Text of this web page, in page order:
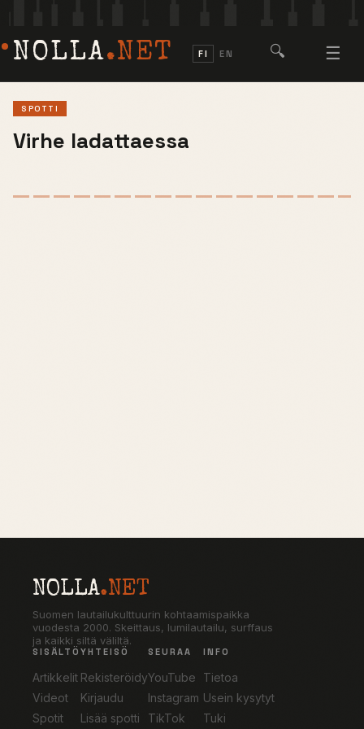
NOLLA.NET FI EN 🔍 ☰
SPOTTI
Virhe ladattaessa
NOLLA.NET
Suomen lautailukulttuurin kohtaamispaikka
vuodesta 2000. Skeittaus, lumilautailu, surffaus
ja kaikki siltä väliltä.
SISÄLTÖ
Artikkelit
Videot
Spotit
YHTEISÖ
Rekisteröidy
Kirjaudu
Lisää spotti
SEURAA
YouTube
Instagram
TikTok
INFO
Tietoa
Usein kysytyt
Tuki